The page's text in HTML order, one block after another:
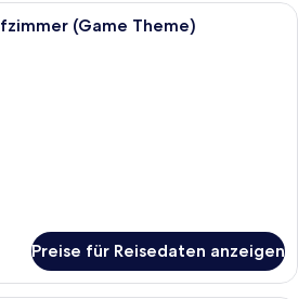
Ein Schlafraum mit Etagenbetten
(Game Theme)
Preise für Reisedaten anzeigen